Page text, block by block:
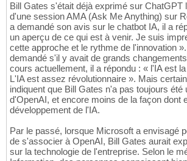
Bill Gates s'était déjà exprimé sur ChatGPT
d'une session AMA (Ask Me Anything) sur
a demandé son avis sur le chatbot IA, il a
un aperçu de ce qui est à venir. Je suis
cette approche et le rythme de l'innovation
demandé s'il y avait de grands
cours actuellement, il a répondu : « l'IA est
L'IA est assez révolutionnaire ». Mais
indiquent que Bill Gates n'a pas toujours été
d'OpenAI, et encore moins de la façon dont
développement de l'IA.
Par le passé, lorsque Microsoft a envisagé
de s'associer à OpenAI, Bill Gates aurait
sur la technologie de l'entreprise. Selon le